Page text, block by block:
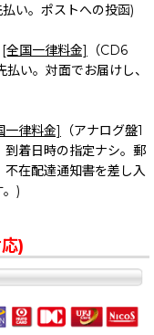
い。ポストへの投函)
[全国一律料金]
（CD6
い。対面でお届けし、
一律料金]
（アナログ盤1
着日時の指定ナシ。郵
在配達通知書を差し入
)
)